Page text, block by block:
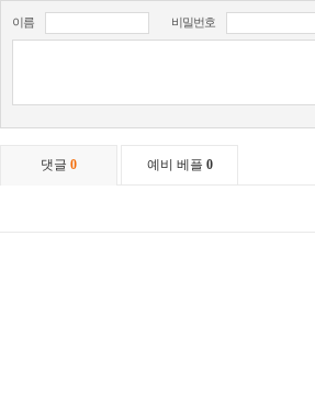
이름 비밀번호
댓글 0 예비 베플 0